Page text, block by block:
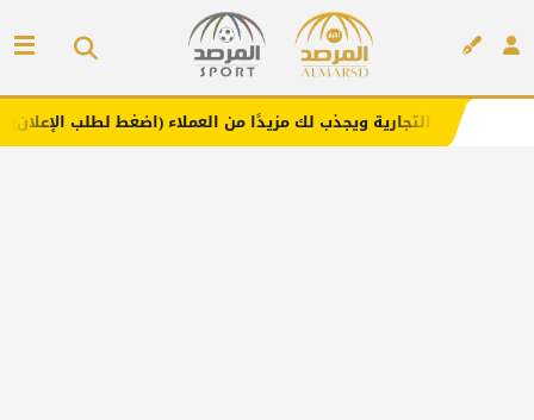
ويجذب لك مزيدًا من العملاء (اضغط لطلب الإعلان)